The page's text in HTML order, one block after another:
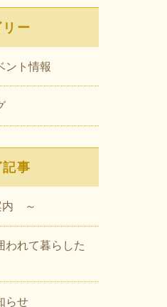
ー
ント情報
事
内 ～
われて暮らした
らせ